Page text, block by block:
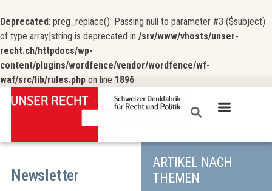
Deprecated: preg_replace(): Passing null to parameter #3 ($subject)
of type array|string is deprecated in /srv/www/vhosts/unser-
recht.ch/httpdocs/wp-
content/plugins/wordfence/vendor/wordfence/wf-
waf/src/lib/rules.php on line 1896
Newsletter
ARTIKEL NACH
THEMEN